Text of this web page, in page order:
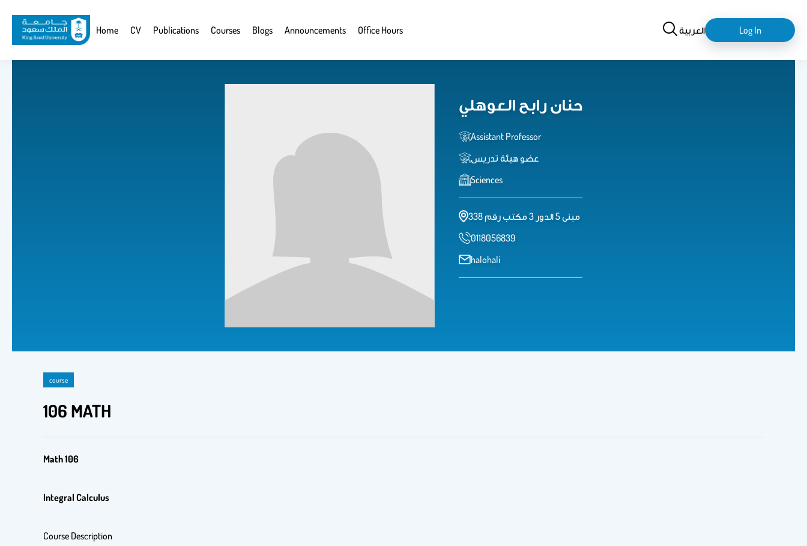
main
content
Website
Home CV Publications Courses Blogs Announcements Office Hours Searchالعربيةlogin-
logout
Log In
حنان رابح العوهلي
Assistant Professor
عضو هيئة تدريس
Sciences
مبنى 5 الدور 3 مكتب رقم 338
0118056839
halohali
course
106 MATH
Math 106
Integral Calculus
Course Description